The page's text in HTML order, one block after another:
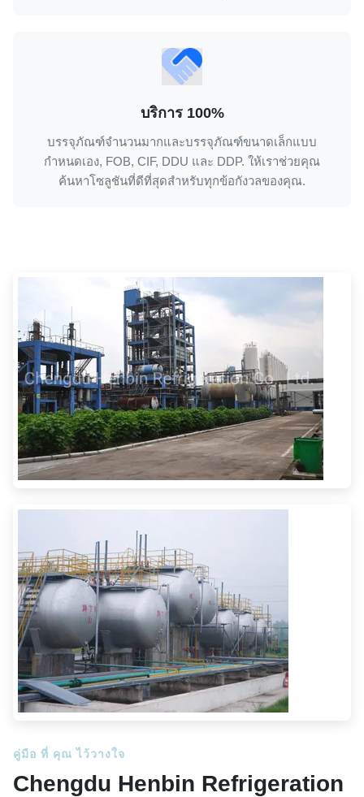
บริการ 100%
บรรจุภัณฑ์จำนวนมากและบรรจุภัณฑ์ขนาดเล็กแบบ
กำหนดเอง, FOB, CIF, DDU และ DDP. ให้เราช่วยคุณ
ค้นหาโซลูชันที่ดีที่สุดสำหรับทุกข้อกังวลของคุณ.
คู่มือ ที่ คุณ ไว้วางใจ
Chengdu Henbin Refrigeration